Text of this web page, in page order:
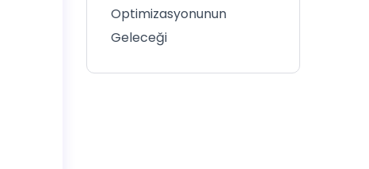
Optimizasyonunun
Geleceği